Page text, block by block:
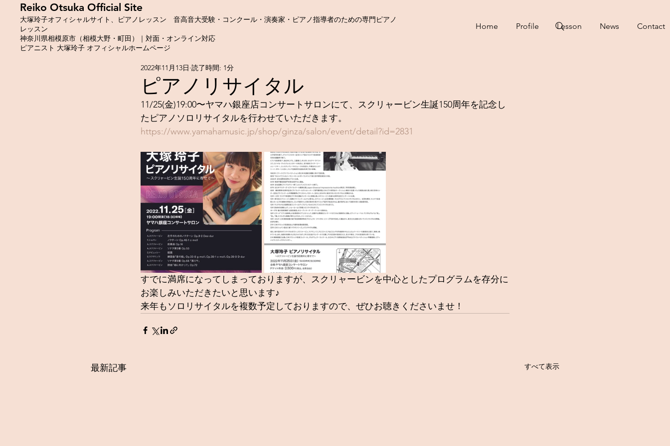
​Reiko Otsuka Official Site
大塚玲子オフィシャルサイト、ピアノレッスン 音高音大受験・コンクール・演奏家・ピアノ指導者のための専門ピアノ
レッスン
神奈川県相模原市（相模大野・町田）｜対面・オンライン対応
ピアニスト 大塚玲子 オフィシャルホームページ
Home Profile Lesson News Contact
ピアノリサイタル
2022年11月13日 読了時間: 1分
11/25(金)19:00〜ヤマハ銀座店コンサートサロンにて、スクリャービン生誕150周年を記念し
たピアノソロリサイタルを行わせていただきます。
https://www.yamahamusic.jp/shop/ginza/salon/event/detail?id=2831
すでに満席になってしまっておりますが、スクリャービンを中心としたプログラムを存分に
お楽しみいただきたいと思います♪
来年もソロリサイタルを複数予定しておりますので、ぜひお聴きくださいませ！
最新記事 すべて表示